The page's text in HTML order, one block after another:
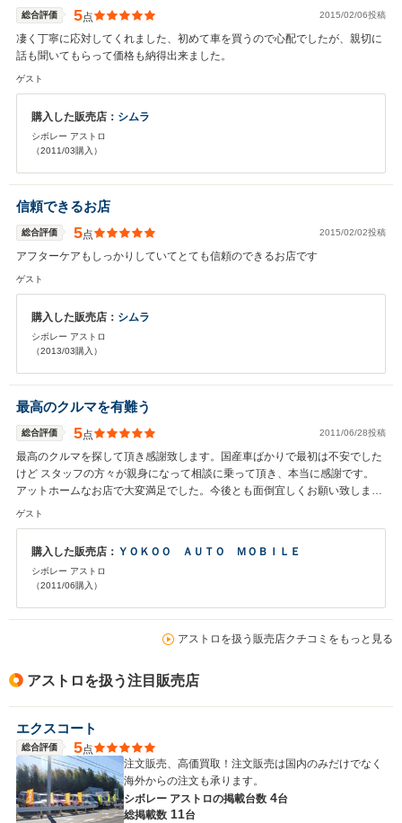
総合評価 5点 2015/02/06投稿
凄く丁寧に応対してくれました、初めて車を買うので心配でしたが、親切に
話も聞いてもらって価格も納得出来ました。
ゲスト
購入した販売店： シムラ
シボレー アストロ
（2011/03購入）
信頼できるお店
総合評価 5点 2015/02/02投稿
アフターケアもしっかりしていてとても信頼のできるお店です
ゲスト
購入した販売店： シムラ
シボレー アストロ
（2013/03購入）
最高のクルマを有難う
総合評価 5点 2011/06/28投稿
最高のクルマを探して頂き感謝致します。国産車ばかりで最初は不安でした
けど スタッフの方々が親身になって相談に乗って頂き、本当に感謝です。
アットホームなお店で大変満足でした。今後とも面倒宜しくお願い致しま
す。
ゲスト
購入した販売店： ＹＯＫＯＯ ＡＵＴＯ ＭＯＢＩＬＥ
シボレー アストロ
（2011/06購入）
アストロを扱う販売店クチコミをもっと見る
アストロを扱う注目販売店
エクスコート
総合評価 5点
注文販売、高価買取！注文販売は国内のみだけでなく
海外からの注文も承ります。
シボレー アストロの掲載台数 4台
総掲載数 11台